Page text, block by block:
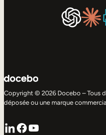
Copyright © 2026 Docebo – Tous
déposée ou une marque
LinkedIn
Facebook
YouTube